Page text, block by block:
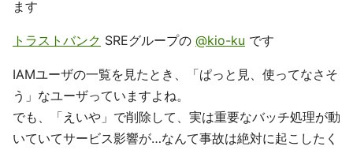
ます
トラストバンク SREグループの @kio-ku です
IAMユーザの一覧を見たとき、「ぱっと見、使ってなさそ
う」なユーザっていますよね。
でも、「えいや」で削除して、実は重要なバッチ処理が動
いていてサービス影響が…なんて事故は絶対に起こしたく